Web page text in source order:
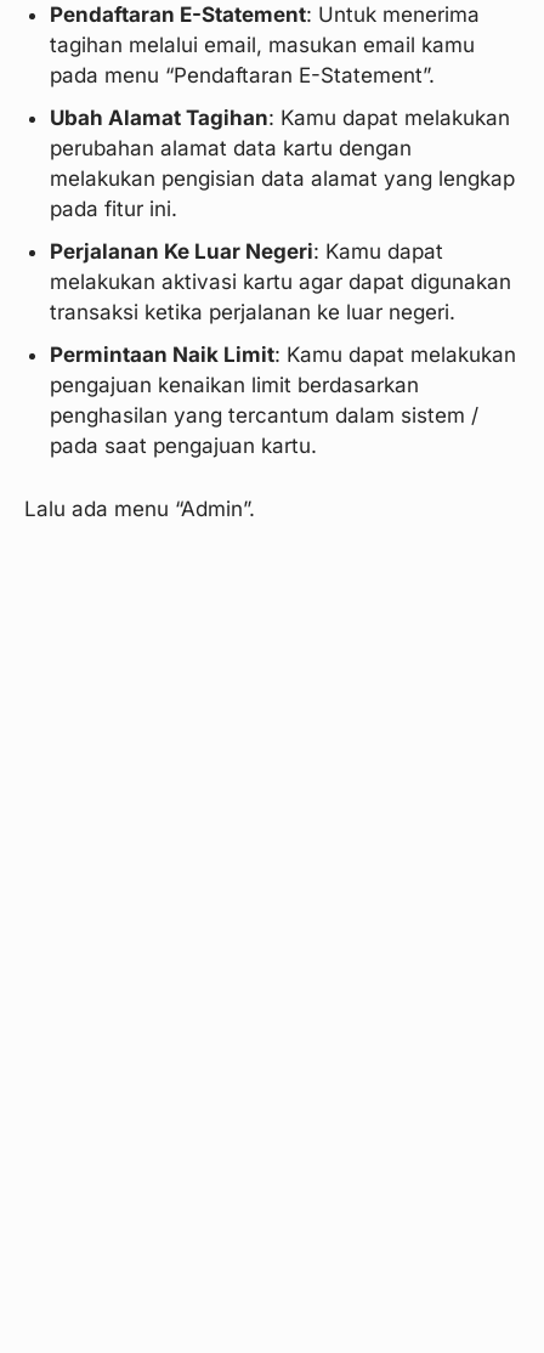
Pendaftaran E-Statement: Untuk menerima
tagihan melalui email, masukan email kamu
pada menu “Pendaftaran E-Statement”.
Ubah Alamat Tagihan: Kamu dapat melakukan
perubahan alamat data kartu dengan
melakukan pengisian data alamat yang lengkap
pada fitur ini.
Perjalanan Ke Luar Negeri: Kamu dapat
melakukan aktivasi kartu agar dapat digunakan
transaksi ketika perjalanan ke luar negeri.
Permintaan Naik Limit: Kamu dapat melakukan
pengajuan kenaikan limit berdasarkan
penghasilan yang tercantum dalam sistem /
pada saat pengajuan kartu.
Lalu ada menu “Admin”.